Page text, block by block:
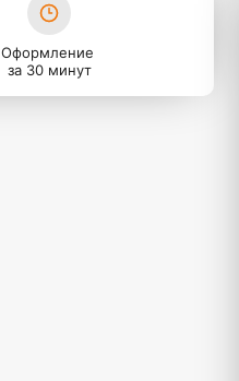
Оформление
за 30 минут